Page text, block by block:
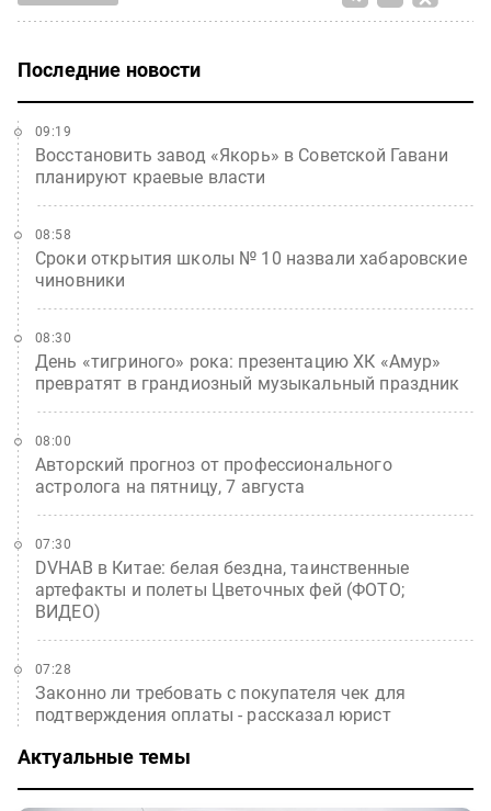
Последние новости
Восстановить завод «Якорь» в Советской Гавани
планируют краевые власти
09:19
Сроки открытия школы № 10 назвали хабаровские
чиновники
08:58
День «тигриного» рока: презентацию ХК «Амур»
превратят в грандиозный музыкальный праздник
08:30
Авторский прогноз от профессионального
астролога на пятницу, 7 августа
08:00
DVHAB в Китае: белая бездна, таинственные
артефакты и полеты Цветочных фей (ФОТО;
ВИДЕО)
07:30
Законно ли требовать с покупателя чек для
подтверждения оплаты - рассказал юрист
07:28
Актуальные темы